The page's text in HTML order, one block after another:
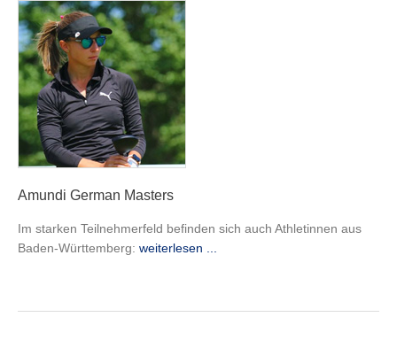
Amundi German Masters
Im starken Teilnehmerfeld befinden sich auch Athletinnen aus
Baden-Württemberg: weiterlesen ...